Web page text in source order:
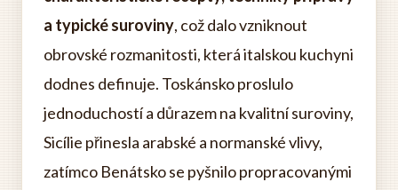
a typické suroviny, což dalo vzniknout
obrovské rozmanitosti, která italskou kuchyni
dodnes definuje. Toskánsko proslulo
jednoduchostí a důrazem na kvalitní suroviny,
Sicílie přinesla arabské a normanské vlivy,
zatímco Benátsko se pyšnilo propracovanými